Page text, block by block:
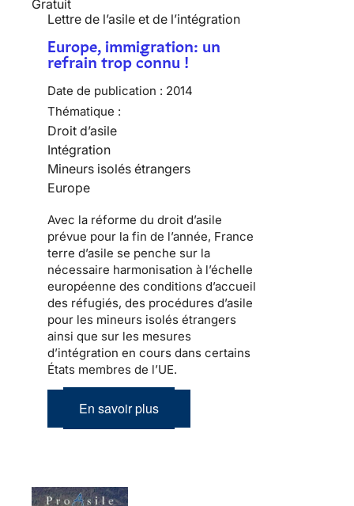
Gratuit
Lettre de l’asile et de l’intégration
Europe, immigration: un
refrain trop connu !
Date de publication : 2014
Thématique :
Droit d’asile
Intégration
Mineurs isolés étrangers
Europe
Avec la réforme du droit d’asile
prévue pour la fin de l’année, France
terre d’asile se penche sur la
nécessaire harmonisation à l’échelle
européenne des conditions d’accueil
des réfugiés, des procédures d’asile
pour les mineurs isolés étrangers
ainsi que sur les mesures
d’intégration en cours dans certains
États membres de l’UE.
En savoir plus